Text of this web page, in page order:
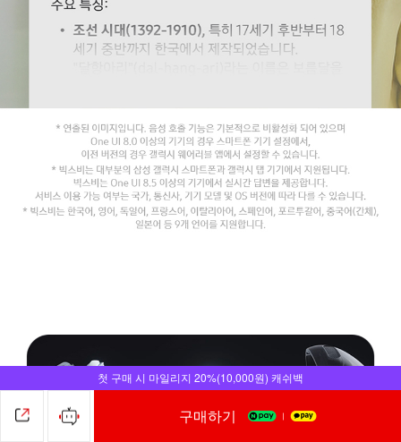
첫 구매 시 마일리지 20%(10,000원) 캐쉬백
구매하기